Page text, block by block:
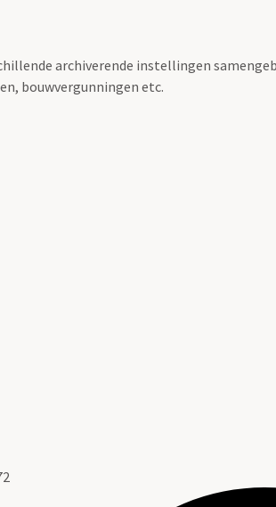
archiverende instellingen
bouwvergunningen etc.